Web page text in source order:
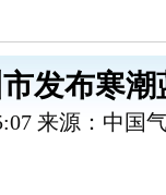
发布寒潮
来源：中国